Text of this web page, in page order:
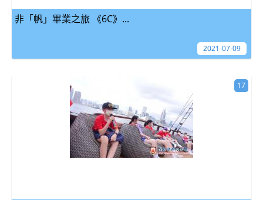
非「帆」畢業之旅 《6C》...
2021-07-09
17